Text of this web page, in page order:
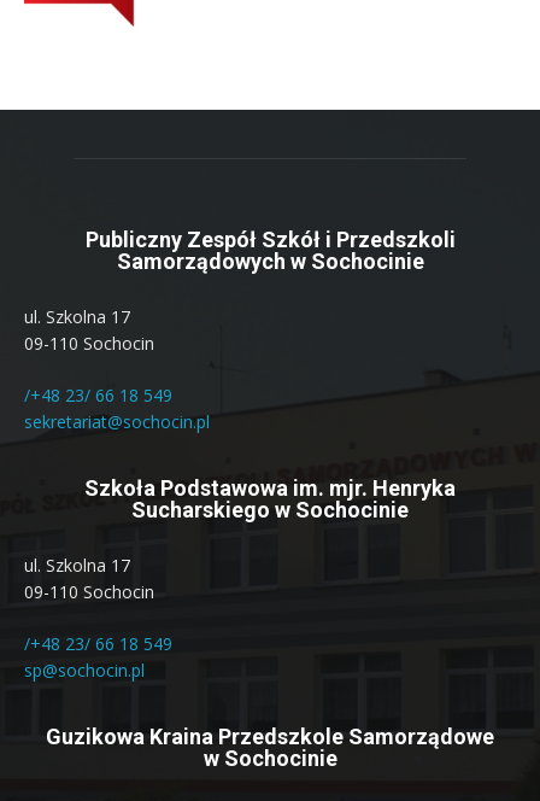
Publiczny Zespół Szkół i Przedszkoli
Samorządowych w Sochocinie
ul. Szkolna 17
09-110 Sochocin
/+48 23/ 66 18 549
sekretariat@sochocin.pl
Szkoła Podstawowa im. mjr. Henryka
Sucharskiego w Sochocinie
ul. Szkolna 17
09-110 Sochocin
/+48 23/ 66 18 549
sp@sochocin.pl
Guzikowa Kraina Przedszkole Samorządowe
w Sochocinie